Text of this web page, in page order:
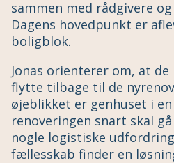
sammen med rådgivere
Dagens hovedpunkt er
boligblok.
Jonas orienterer om, at
flytte tilbage til de
øjeblikket er genhuset i
renoveringen snart skal
nogle logistiske
fællesskab finder en